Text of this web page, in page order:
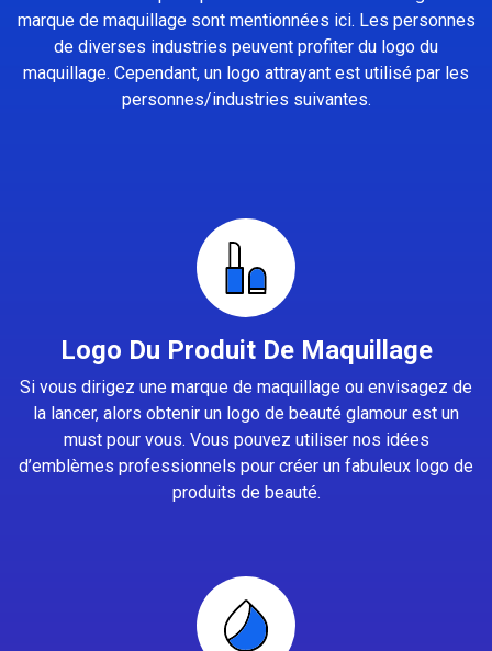
marque de maquillage sont mentionnées ici. Les personnes
de diverses industries peuvent profiter du logo du
maquillage. Cependant, un logo attrayant est utilisé par les
personnes/industries suivantes.
Logo Du Produit De Maquillage
Si vous dirigez une marque de maquillage ou envisagez de
la lancer, alors obtenir un logo de beauté glamour est un
must pour vous. Vous pouvez utiliser nos idées
d’emblèmes professionnels pour créer un fabuleux logo de
produits de beauté.